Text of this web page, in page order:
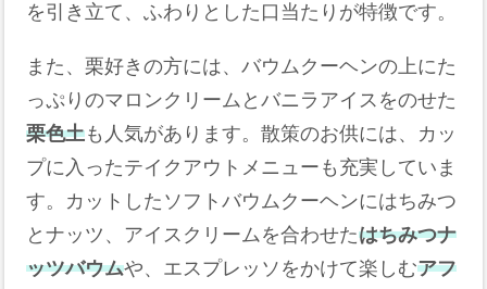
を引き立て、ふわりとした口当たりが特徴です。
また、栗好きの方には、バウムクーヘンの上にた
っぷりのマロンクリームとバニラアイスをのせた
栗色土も人気があります。散策のお供には、カッ
プに入ったテイクアウトメニューも充実していま
す。カットしたソフトバウムクーヘンにはちみつ
とナッツ、アイスクリームを合わせたはちみつナ
ッツバウムや、エスプレッソをかけて楽しむアフ